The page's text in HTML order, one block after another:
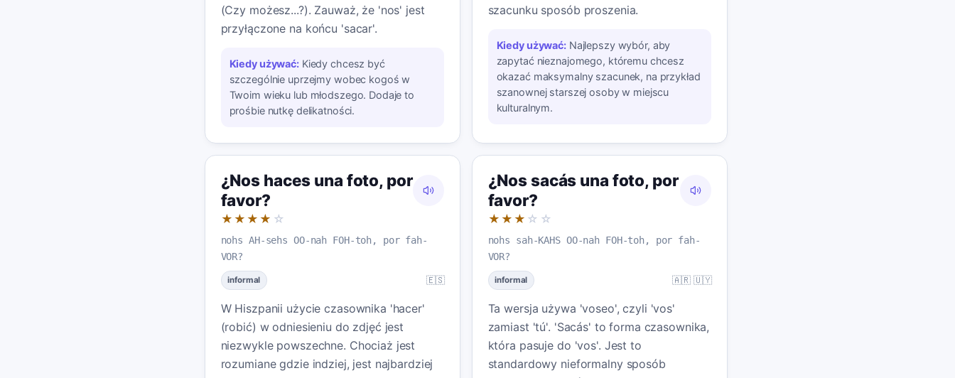
(Czy możesz...?). Zauważ, że 'nos' jest
przyłączone na końcu 'sacar'.
Kiedy używać: Kiedy chcesz być
szczególnie uprzejmy wobec kogoś w
Twoim wieku lub młodszego. Dodaje to
prośbie nutkę delikatności.
szacunku sposób proszenia.
Kiedy używać: Najlepszy wybór, aby
zapytać nieznajomego, któremu chcesz
okazać maksymalny szacunek, na przykład
szanownej starszej osoby w miejscu
kulturalnym.
¿Nos haces una foto, por
favor?
★★★★ ☆
nohs AH-sehs OO-nah FOH-toh, por fah-
VOR?
informal 🇪🇸
W Hiszpanii użycie czasownika 'hacer'
(robić) w odniesieniu do zdjęć jest
niezwykle powszechne. Chociaż jest
rozumiane gdzie indziej, jest najbardziej
¿Nos sacás una foto, por
favor?
★★★ ☆☆
nohs sah-KAHS OO-nah FOH-toh, por fah-
VOR?
informal 🇦🇷 🇺🇾
Ta wersja używa 'voseo', czyli 'vos'
zamiast 'tú'. 'Sacás' to forma czasownika,
która pasuje do 'vos'. Jest to
standardowy nieformalny sposób